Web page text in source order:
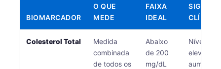
BIOMARCADOR
O QUE
MEDE
FAIXA
IDEAL
CLÍNICO
Colesterol Total
Medida
combinada
de todos os
Abaixo
de 200
mg/dL
Níveis
elevados
Afrikaans
Монгол